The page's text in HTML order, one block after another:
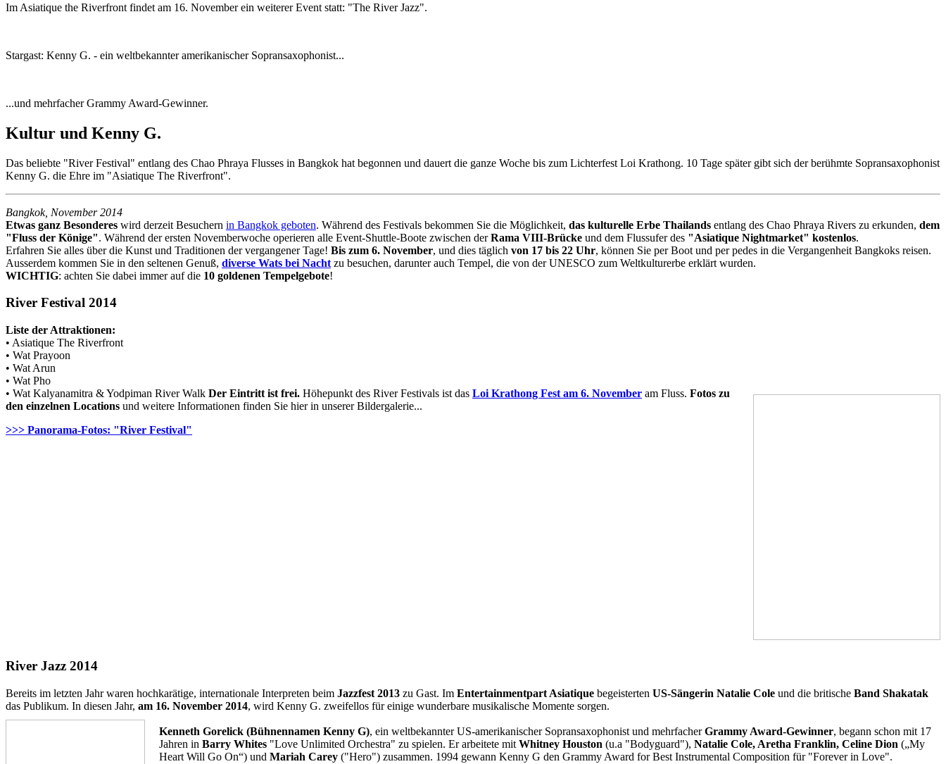
Im Asiatique the Riverfront findet am 16. November ein weiterer Event statt: "The River Jazz".
Stargast: Kenny G. - ein weltbekannter amerikanischer Sopransaxophonist...
...und mehrfacher Grammy Award-Gewinner.
Kultur und Kenny G.
Das beliebte "River Festival" entlang des Chao Phraya Flusses in Bangkok hat begonnen und dauert die ganze Woche bis zum Lichterfest Loi Krathong. 10 Tage später gibt sich der berühmte Sopransaxophonist
Kenny G. die Ehre im "Asiatique The Riverfront".
Bangkok, November 2014
Etwas ganz Besonderes wird derzeit Besuchern in Bangkok geboten. Während des Festivals bekommen Sie die Möglichkeit, das kulturelle Erbe Thailands entlang des Chao Phraya Rivers zu erkunden, dem
"Fluss der Könige". Während der ersten Novemberwoche operieren alle Event-Shuttle-Boote zwischen derRama VIII-Brücke und dem Flussufer des "Asiatique Nightmarket" kostenlos.
Erfahren Sie alles über die Kunst und Traditionen der vergangener Tage! Bis zum 6. November, und dies täglich von 17 bis 22 Uhr, können Sie per Boot und per pedes in die Vergangenheit Bangkoks reisen.
Ausserdem kommen Sie in den seltenen Genuß, diverse Wats bei Nacht zu besuchen, darunter auch Tempel, die von der UNESCO zum Weltkulturerbe erklärt wurden.
WICHTIG: achten Sie dabei immer auf die 10 goldenen Tempelgebote!
River Festival 2014
Liste der Attraktionen:
• Asiatique The Riverfront
• Wat Prayoon
• Wat Arun
• Wat Pho
• Wat Kalyanamitra & Yodpiman River Walk Der Eintritt ist frei. Höhepunkt des River Festivals ist das Loi Krathong Fest am 6. November am Fluss. Fotos zu
den einzelnen Locations und weitere Informationen finden Sie hier in unserer Bildergalerie...
>>> Panorama-Fotos: "River Festival"
River Jazz 2014
Bereits im letzten Jahr waren hochkarätige, internationale Interpreten beim Jazzfest 2013 zu Gast. Im Entertainmentpart Asiatique begeisterten US-Sängerin Natalie Cole und die britische Band Shakatak
das Publikum. In diesen Jahr, am 16. November 2014, wird Kenny G. zweifellos für einige wunderbare musikalische Momente sorgen.
Kenneth Gorelick (Bühnennamen Kenny G), ein weltbekannter US-amerikanischer Sopransaxophonist und mehrfacherGrammy Award-Gewinner, begann schon mit 17
Jahren in Barry Whites "Love Unlimited Orchestra" zu spielen. Er arbeitete mit Whitney Houston (u.a "Bodyguard"), Natalie Cole, Aretha Franklin, Celine Dion („My
Heart Will Go On“) und Mariah Carey ("Hero") zusammen. 1994 gewann Kenny G den Grammy Award for Best Instrumental Composition für "Forever in Love".